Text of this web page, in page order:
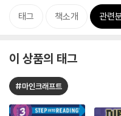
태그 책소개 관련
이 상품의 태그
#마인크래프트